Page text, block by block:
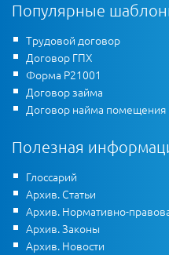
Популярные
Трудовой договор
Договор ГПХ
Форма Р21001
Договор займа
Договор найма помещения
Полезная
Глоссарий
Архив. Статьи
Архив. Нормативно-
Архив. Законы
Архив. Новости